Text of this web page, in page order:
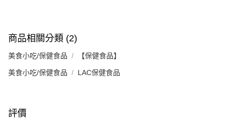
商品相關分類 (2)
美食小吃/保健食品 【保健食品】
美食小吃/保健食品 LAC保健食品
評價